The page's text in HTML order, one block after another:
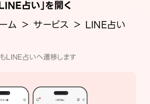
占い」を開く
ム ＞ サービス ＞ LINE占い
LINE占いへ遷移します